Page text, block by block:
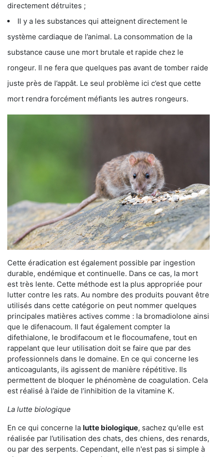
directement détruites ;
Il y a les substances qui atteignent directement le
système cardiaque de l’animal. La consommation de la
substance cause une mort brutale et rapide chez le
rongeur. Il ne fera que quelques pas avant de tomber raide
juste près de l’appât. Le seul problème ici c’est que cette
mort rendra forcément méfiants les autres rongeurs.
Cette éradication est également possible par ingestion
durable, endémique et continuelle. Dans ce cas, la mort
est très lente. Cette méthode est la plus appropriée pour
lutter contre les rats. Au nombre des produits pouvant être
utilisés dans cette catégorie on peut nommer quelques
principales matières actives comme : la bromadiolone ainsi
que le difenacoum. Il faut également compter la
difethialone, le brodifacoum et le flocoumafene, tout en
rappelant que leur utilisation doit se faire que par des
professionnels dans le domaine. En ce qui concerne les
anticoagulants, ils agissent de manière répétitive. Ils
permettent de bloquer le phénomène de coagulation. Cela
est réalisé à l’aide de l’inhibition de la vitamine K.
La lutte biologique
En ce qui concerne la lutte biologique, sachez qu'elle est
réalisée par l’utilisation des chats, des chiens, des renards,
ou par des serpents. Cependant, elle n'est pas si simple à